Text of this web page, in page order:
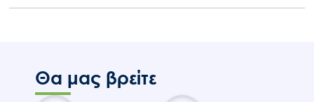
Θα μας βρείτε